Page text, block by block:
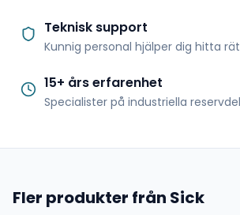
Teknisk support
Kunnig personal hjälper dig hitta
15+ års erfarenhet
Specialister på industriella
Fler produkter från Sick